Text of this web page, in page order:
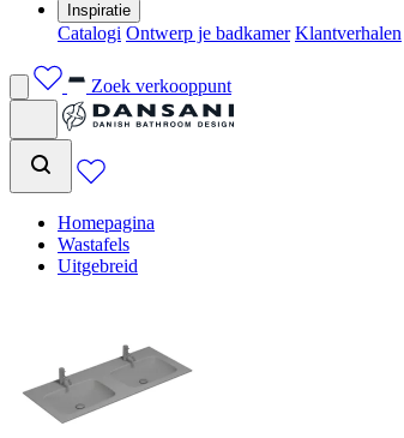
Inspiratie
Catalogi Ontwerp je badkamer Klantverhalen
Zoek verkooppunt
Homepagina
Wastafels
Uitgebreid